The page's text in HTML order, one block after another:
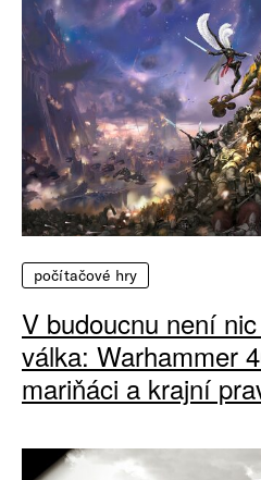
počítačové hry
V budoucnu není
válka: Warhammer
mariňáci a krajní